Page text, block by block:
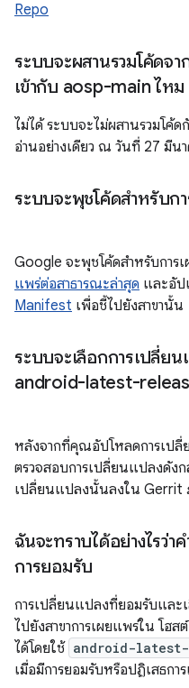
Repo
ระบบจะผสานรวมโค้ด
เข้ากับ aosp-main ไหม
ไม่ได้ ระบบจะไม่ผสานรวมโค้ด
อ่านอย่างเดียว ณ วันที่ 27 มีน
ระบบจะพุชโค้ดสำหรับก
Google จะพุชโค้ดสำหรับการ
แพร่ต่อสาธารณะล่าสุด และอัป
Manifest เพื่อชี้ไปยังสาขานั้น
ระบบจะเลือกการเปลี่ย
android-latest-
หลังจากที่คุณอัปโหลดการเป
ตรวจสอบการเปลี่ยนแปลงดังก
เปลี่ยนแปลงนั้นลงใน Gerrit
ฉันจะทราบได้อย่างไรว่
การยอมรับ
การเปลี่ยนแปลงที่ยอมรับและ
ไปยังสาขาการเผยแพร่ใน โฮ
ได้โดยใช้ android-latest-
เมื่อมีการยอมรับหรือปฏิเสธก